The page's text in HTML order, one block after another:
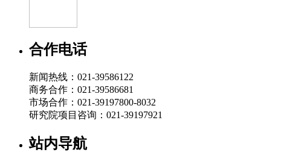
00:32
CES 2025 | 安聪慧：领克是ToB经销商模式，极氪是
00:35
CES 2025 | 极氪2025年将发布EX、DX、CC三款新车型
2025-01-09 14:39
01:01
CES 2025 | 安聪慧：中国车企有机会成为新能源汽车
合作电话
新闻热线：021-39586122
商务合作：021-39586681
市场合作：021-39197800-8032
研究院项目咨询：021-39197921
站内导航